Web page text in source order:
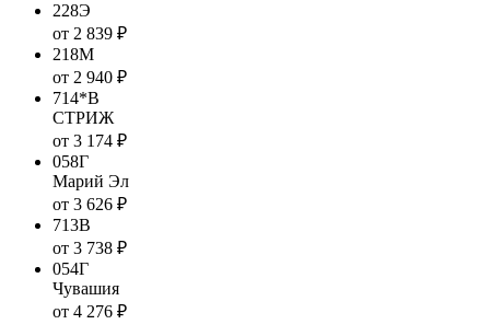
228Э
от 2 839 ₽
218М
от 2 940 ₽
714*В
СТРИЖ
от 3 174 ₽
058Г
Марий Эл
от 3 626 ₽
713В
от 3 738 ₽
054Г
Чувашия
от 4 276 ₽